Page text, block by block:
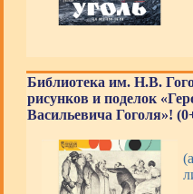
Библиотека им. Н.В.
рисунков и поделок
Васильевича Гоголя»!